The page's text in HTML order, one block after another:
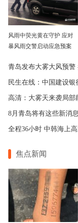
风雨中荧光黄在守护 应对
暴风雨交警启动应急预案
焦点新闻